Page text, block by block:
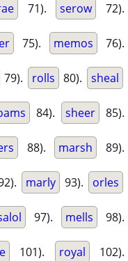
71). serow 72).
75). memos 76).
79). rolls 80). sheal
84). sheer 85).
88). marsh 89).
marly 93). orles
97). mells 98).
101). royal 102).